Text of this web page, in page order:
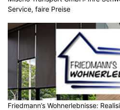
Service, faire Preise
Friedmann’s Wohnerlebnisse: